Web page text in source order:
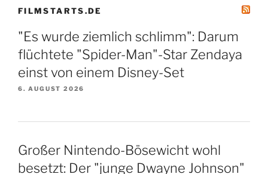
FILMSTARTS.DE
"Es wurde ziemlich schlimm": Darum
flüchtete "Spider-Man"-Star Zendaya
einst von einem Disney-Set
6. AUGUST 2026
Großer Nintendo-Bösewicht wohl
besetzt: Der "junge Dwayne Johnson"